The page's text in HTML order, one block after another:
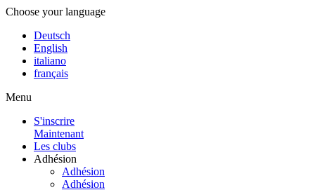
Choose your language
Deutsch
English
italiano
français
Menu
S'inscrire
Maintenant
Les clubs
Adhésion
Adhésion
Adhésion